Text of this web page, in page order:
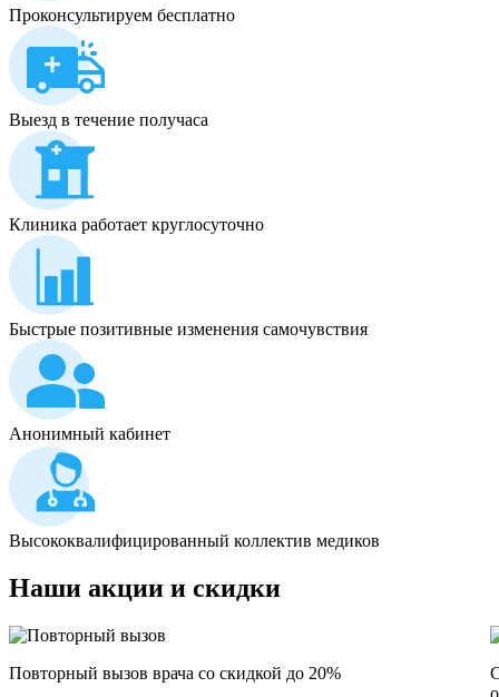
Проконсультируем бесплатно
Выезд в течение получаса
Клиника работает круглосуточно
Быстрые позитивные изменения самочувствия
Анонимный кабинет
Высококвалифицированный коллектив медиков
Наши акции и скидки
Повторный вызов врача со скидкой до 20%